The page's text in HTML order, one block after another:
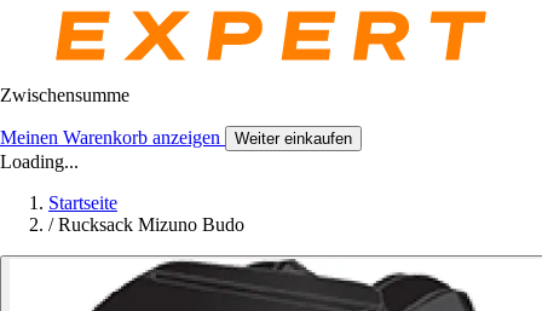
Zwischensumme
Meinen Warenkorb anzeigen Weiter einkaufen
Loading...
Startseite
/ Rucksack Mizuno Budo